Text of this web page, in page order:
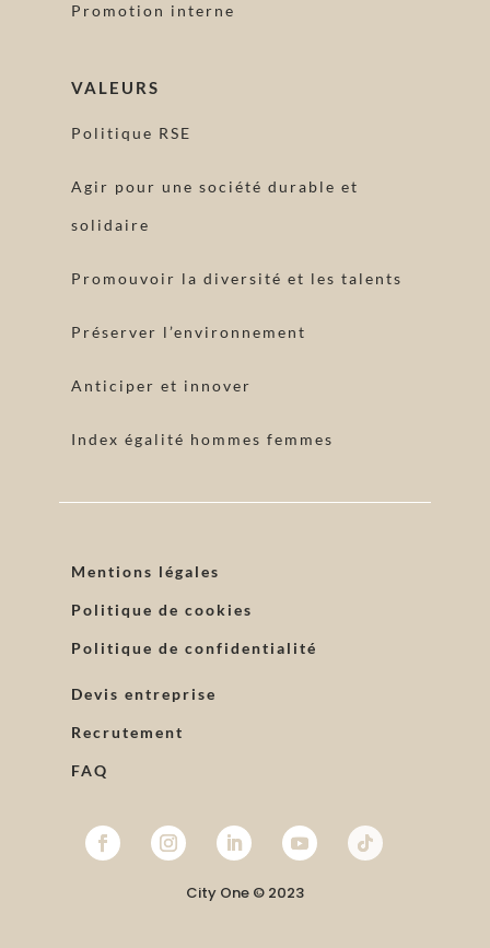
Promotion interne
VALEURS
Politique RSE
Agir pour une société durable et
solidaire
Promouvoir la diversité et les talents
Préserver l’environnement
Anticiper et innover
Index égalité hommes femmes
Mentions légales
Politique de cookies
Politique de confidentialité
Devis entreprise
Recrutement
FAQ
City One © 2023